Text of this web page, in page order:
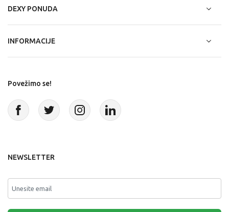
DEXY PONUDA
INFORMACIJE
Povežimo se!
NEWSLETTER